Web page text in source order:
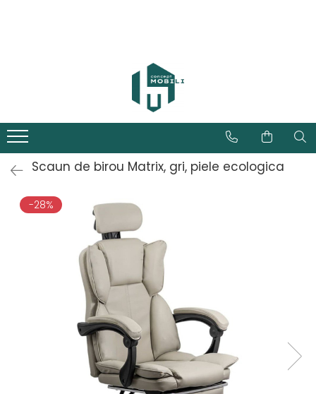
Scaun de birou Matrix, gri, piele ecologica
-28%